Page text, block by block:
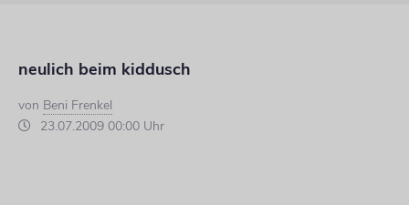
neulich beim kiddusch
von Beni Frenkel
23.07.2009 00:00 Uhr